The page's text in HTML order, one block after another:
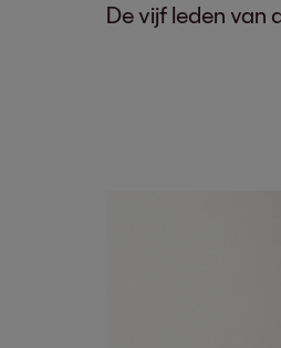
De vijf leden van